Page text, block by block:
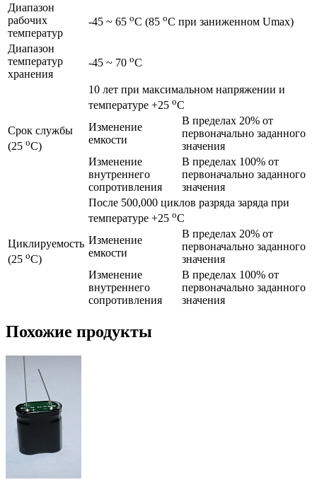
Диапазон
рабочих
температур
-45 ~ 65 oC (85 oC при заниженном Umax)
Диапазон
температур
хранения
-45 ~ 70 oC
Срок службы
(25 oC)
10 лет при максимальном напряжении и
температуре +25 oC
Изменение
емкости
В пределах 20% от
первоначально заданного
значения
Изменение
внутреннего
сопротивления
В пределах 100% от
первоначально заданного
значения
Циклируемость
(25 oC)
После 500,000 циклов разряда заряда при
температуре +25 oC
Изменение
емкости
В пределах 20% от
первоначально заданного
значения
Изменение
внутреннего
сопротивления
В пределах 100% от
первоначально заданного
значения
Похожие продукты